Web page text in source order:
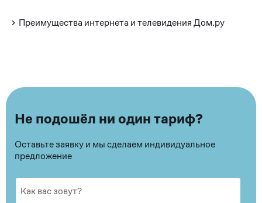
Преимущества интернета и телевидения Дом.ру
Не подошёл ни один тариф?
Оставьте заявку и мы сделаем индивидуальное
предложение